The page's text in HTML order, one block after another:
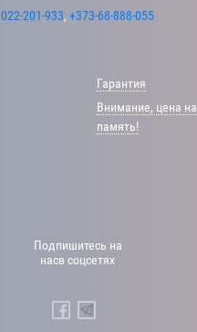
022-201-933, +373-68-888-055
Гарантия
Внимание, цена на
память!
Подпишитесь на
насв соцсетях